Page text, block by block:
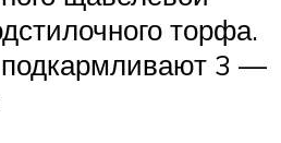
торфа.
3 —